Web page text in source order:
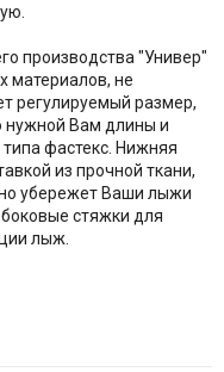
производства "Универ"
материалов, не
регулируемый размер,
нужной Вам длины и
фастекс. Нижняя
из прочной ткани,
убережет Ваши лыжи
стяжки для
лыж.